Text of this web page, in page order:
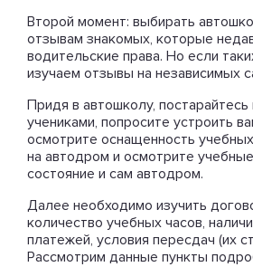
Второй момент: выбирать
отзывам знакомых, которые
водительские права. Но если
изучаем отзывы на независимых
Придя в автошколу,
учениками, попросите устроить
осмотрите оснащенность
на автодром и осмотрите
состояние и сам автодром.
Далее необходимо изучить
количество учебных часов,
платежей, условия пересдач (их
Рассмотрим данные пункты